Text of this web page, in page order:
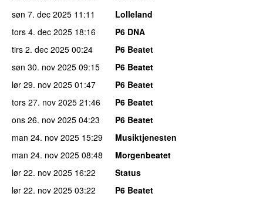
søn 7. dec 2025 11:11
Lolleland
tors 4. dec 2025 18:16
P6 DNA
tirs 2. dec 2025 00:24
P6 Beatet
søn 30. nov 2025 09:15
P6 Beatet
lør 29. nov 2025 01:47
P6 Beatet
tors 27. nov 2025 21:46
P6 Beatet
ons 26. nov 2025 04:23
P6 Beatet
man 24. nov 2025 15:29
Musiktjenesten
man 24. nov 2025 08:48
Morgenbeatet
lør 22. nov 2025 16:22
Status
lør 22. nov 2025 03:22
P6 Beatet